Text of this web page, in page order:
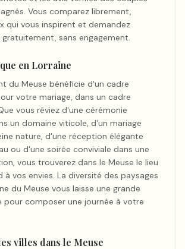
Vous comparez librement,
qui vous inspirent et demandez
gratuitement, sans engagement.
en Lorraine
du Meuse bénéficie d'un cadre
votre mariage, dans un cadre
vous rêviez d'une cérémonie
un domaine viticole, d'un mariage
nature, d'une réception élégante
ou d'une soirée conviviale dans une
vous trouverez dans le Meuse le lieu
à vos envies. La diversité des paysages
du Meuse vous laisse une grande
pour composer une journée à votre
villes dans le Meuse